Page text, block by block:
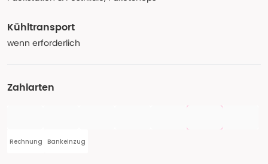
Kühltransport
wenn erforderlich
Zahlarten
Rechnung Bankeinzug